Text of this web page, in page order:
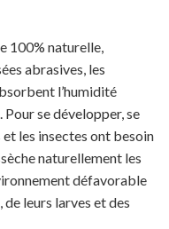
100% naturelle,
abrasives, les
l’humidité
se développer, se
les insectes ont besoin
naturellement les
défavorable
leurs larves et des